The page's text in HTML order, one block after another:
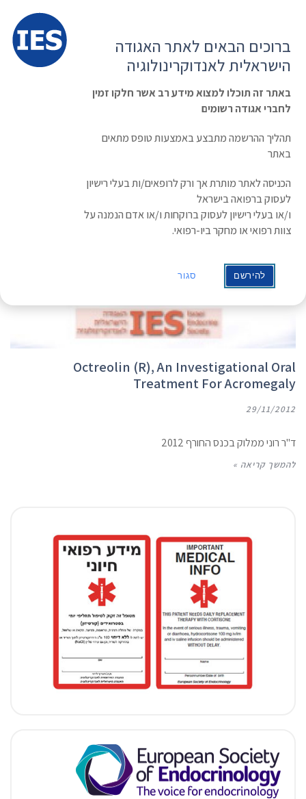
הרשמה ועדכון נתונים
כניסת חברים
ראשי » תעוד מפגש
Acromegaly
Octreolin (R), An Investigational Oral
Treatment For Acromegaly
29/11/2012
ד"ר רוני ממלוק בכנס החורף 2012
להמשך קריאה »
ברוכים הבאים לאתר האגודה
הישראלית לאנדוקרינולוגיה
באתר זה תוכלו למצוא מידע רב אשר חלקו זמין
לחברי אגודה רשומים
תהליך ההרשמה מתבצע באמצעות טופס מתאים
באתר
הכניסה לאתר מותרת אך ורק לרופאים/ות בעלי רישיון
לעסוק ברפואה בישראל
ו/או בעלי רישיון לעסוק ברוקחות ו/או אדם הנמנה על
צוות רפואי או מחקר ביו-רפואי.
להירשם סגור